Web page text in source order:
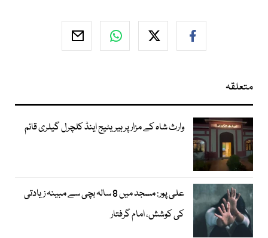
متعلقہ
وارث شاہ کے مزار پر ہیریٹیج اینڈ کلچرل گیلری قائم
علی پور: مسجد میں 8 سالہ بچی سے مبینہ زیادتی
کی کوشش، امام گرفتار